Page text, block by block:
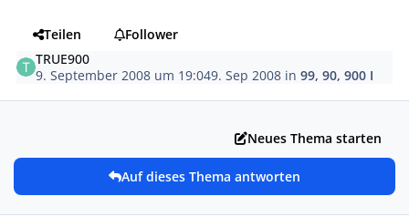
Teilen
Follower
TRUE900
9. September 2008 um 19:049. Sep 2008 in99, 90, 900 I
Neues Thema starten
Auf dieses Thema antworten